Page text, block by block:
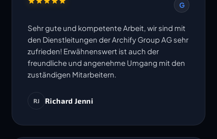
G
Sehr gute und kompetente Arbeit, wir sind mit
den Dienstleitungen der Archify Group AG sehr
zufrieden! Erwähnenswert ist auch der
freundliche und angenehme Umgang mit den
zuständigen Mitarbeitern.
RJ Richard Jenni